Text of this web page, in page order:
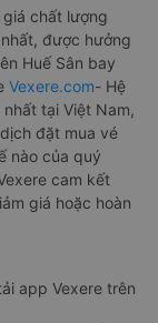
chất lượng
được hưởng
Huế Sân bay
Vexere.com- Hệ
tại Việt Nam,
đặt mua vé
nào của quý
cam kết
giá hoặc hoàn
app Vexere trên